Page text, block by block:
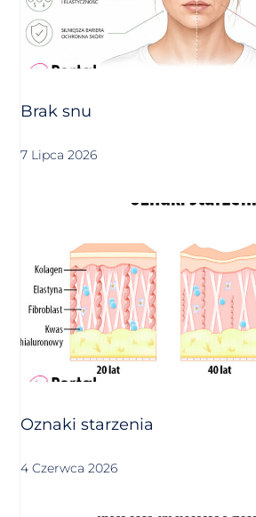
Brak snu
7 Lipca 2026
Oznaki starzenia
4 Czerwca 2026